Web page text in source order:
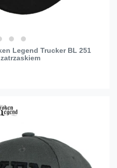
Legend Trucker BL 251